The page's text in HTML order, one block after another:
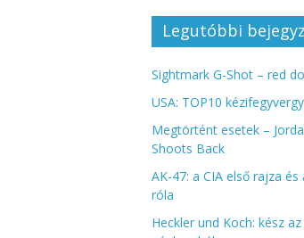
Legutóbbi
Sightmark G-Shot – red
USA: TOP10
Megtörtént esetek –
Shoots Back
AK-47: a CIA első rajza
róla
Heckler und Koch: kész